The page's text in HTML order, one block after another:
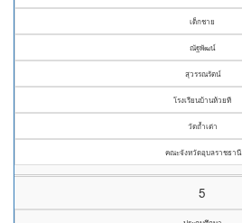
เด็กชาย
ณัฐพัฒน์
สุวรรณรัตน์
โรงเรียนบ้านห้วยที
วัดถ้ำเต่า
คณะจังหวัดอุบลราชธานี
5